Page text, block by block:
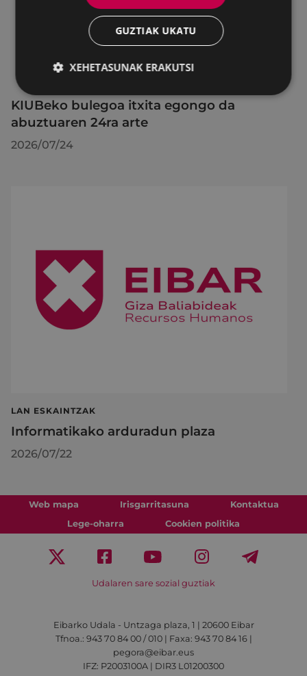
KIUBeko bulegoa itxita egongo da
abuztuaren 24ra arte
2026/07/24
LAN ESKAINTZAK
Informatikako arduradun plaza
2026/07/22
Web mapa Irisgarritasuna
Kontaktua
Lege-oharra
Cookien politika
Udalaren sare sozial guztiak
Eibarko Udala - Untzaga plaza, 1 | 20600 Eibar
Tfnoa.: 943 70 84 00 / 010 | Faxa: 943 70 84 16 |
pegora@eibar.eus
IFZ: P2003100A | DIR3 L01200300
GUZTIAK UKATU
XEHETASUNAK ERAKUTSI